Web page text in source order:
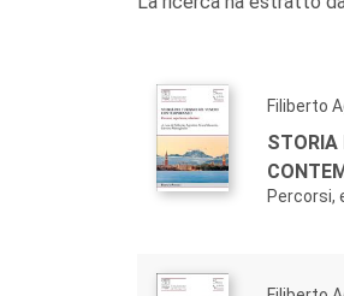
Filiberto
STORIA
Percorsi,